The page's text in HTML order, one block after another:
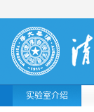
实验室介绍